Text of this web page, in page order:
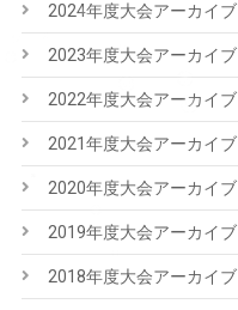
2024年度大会アーカイブ
2023年度大会アーカイブ
2022年度大会アーカイブ
2021年度大会アーカイブ
2020年度大会アーカイブ
2019年度大会アーカイブ
2018年度大会アーカイブ